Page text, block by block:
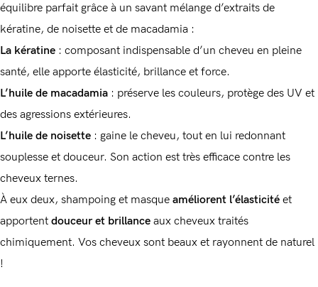
équilibre parfait grâce à un savant mélange d’extraits de
kératine, de noisette et de macadamia :
La kératine : composant indispensable d’un cheveu en pleine
santé, elle apporte élasticité, brillance et force.
L’huile de macadamia : préserve les couleurs, protège des UV et
des agressions extérieures.
L’huile de noisette : gaine le cheveu, tout en lui redonnant
souplesse et douceur. Son action est très efficace contre les
cheveux ternes.
À eux deux, shampoing et masque améliorent l’élasticité et
apportent douceur et brillance aux cheveux traités
chimiquement. Vos cheveux sont beaux et rayonnent de naturel
!